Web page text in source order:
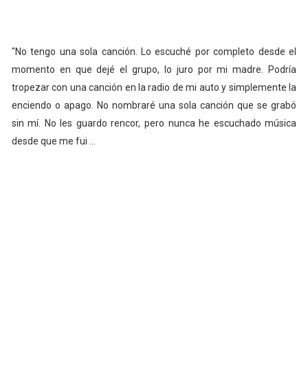
"No tengo una sola canción. Lo escuché por completo desde el
momento en que dejé el grupo, lo juro por mi madre. Podría
tropezar con una canción en la radio de mi auto y simplemente la
enciendo o apago. No nombraré una sola canción que se grabó
sin mí. No les guardo rencor, pero nunca he escuchado música
desde que me fui ...